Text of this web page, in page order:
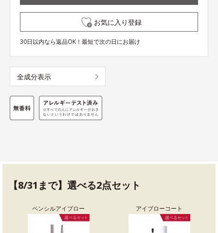
お気に入り登録
30日以内なら返品OK！最短で次の日にお届け
全成分表示
【8/31まで】選べる2点セット
ペンシルアイブロー アイブローコート